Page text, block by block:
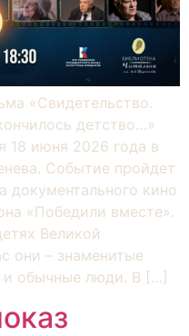
«Свидетельство.
детство…»
18 июня 2026 года в
Событие пройдет
документального кино
«Победили вместе».
Великой
они – знаменитые
и обычные люди. В […]